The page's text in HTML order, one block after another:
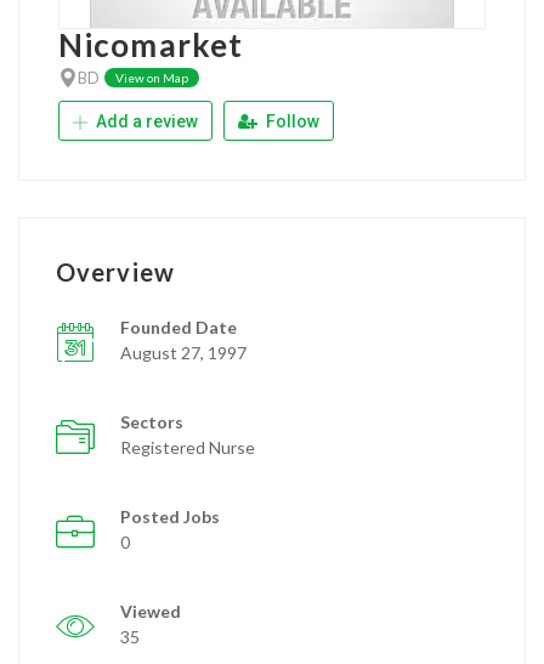
Nicomarket
BD View on Map
Add a review Follow
Overview
Founded Date
August 27, 1997
Sectors
Registered Nurse
Posted Jobs
0
Viewed
35